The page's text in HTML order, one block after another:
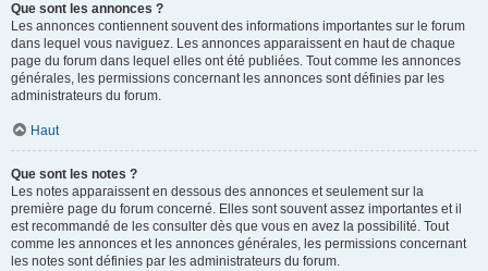
Que sont les annonces ?
Les annonces contiennent souvent des informations importantes sur le forum
dans lequel vous naviguez. Les annonces apparaissent en haut de chaque
page du forum dans lequel elles ont été publiées. Tout comme les annonces
générales, les permissions concernant les annonces sont définies par les
administrateurs du forum.
Haut
Que sont les notes ?
Les notes apparaissent en dessous des annonces et seulement sur la
première page du forum concerné. Elles sont souvent assez importantes et il
est recommandé de les consulter dès que vous en avez la possibilité. Tout
comme les annonces et les annonces générales, les permissions concernant
les notes sont définies par les administrateurs du forum.